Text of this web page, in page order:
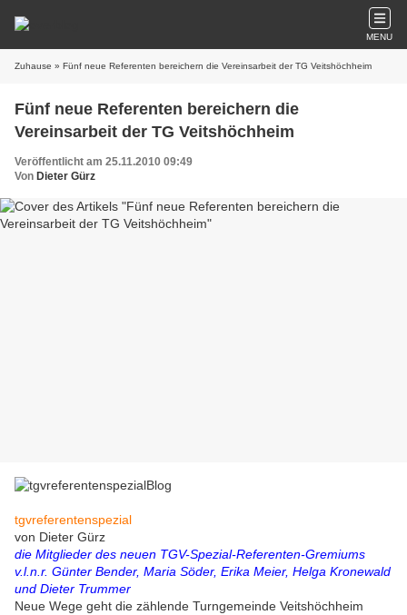
MENU
Zuhause » Fünf neue Referenten bereichern die Vereinsarbeit der TG Veitshöchheim
Fünf neue Referenten bereichern die
Vereinsarbeit der TG Veitshöchheim
Veröffentlicht am 25.11.2010 09:49
Von Dieter Gürz
tgvreferentenspezial
von Dieter Gürz
die Mitglieder des neuen TGV-Spezial-Referenten-Gremiums
v.l.n.r. Günter Bender, Maria Söder, Erika Meier, Helga Kronewald
und Dieter Trummer
Neue Wege geht die zählende Turngemeinde Veitshöchheim